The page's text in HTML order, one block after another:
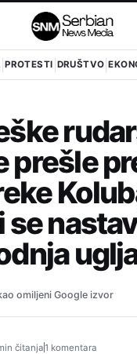
PROTESTI DRUŠTVO
prešle
se
omiljeni Google izvor
čitanja1 komentara